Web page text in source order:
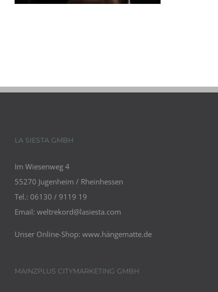
LA SIESTA GMBH
Im Wiesenweg 4
55270 Jugenheim / Rheinhessen
Tel.: 06130 / 9119 19
Email: weltrekord@lasiesta.com
Unser Online-Shop: www.hängematte.de
MAINZPLUS CITYMARKETING GMBH